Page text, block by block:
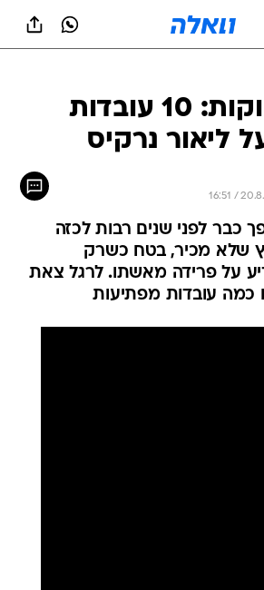
בשורה לרווקות: 10 עובדות
ליאור נרקיס
כבר לפני שנים רבות לכזה
שלא מכיר, בטח כשרק
על פרידה מאשתו. לרגל צאת
כמה עובדות מפתיעות